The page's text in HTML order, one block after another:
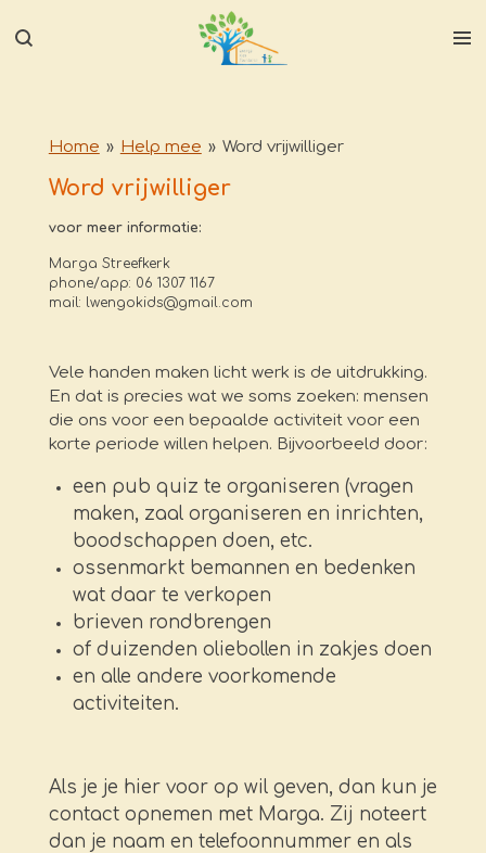
direct
Home » Help mee » Word vrijwilliger
Word vrijwilliger
voor meer informatie:
Marga Streefkerk
phone/app: 06 1307 1167
mail: lwengokids@gmail.com
Vele handen maken licht werk is de uitdrukking.
En dat is precies wat we soms zoeken: mensen
die ons voor een bepaalde activiteit voor een
korte periode willen helpen. Bijvoorbeeld door:
een pub quiz te organiseren (vragen
maken, zaal organiseren en inrichten,
boodschappen doen, etc.
ossenmarkt bemannen en bedenken
wat daar te verkopen
brieven rondbrengen
of duizenden oliebollen in zakjes doen
en alle andere voorkomende
activiteiten.
Als je je hier voor op wil geven, dan kun je
contact opnemen met Marga. Zij noteert
dan je naam en telefoonnummer en als